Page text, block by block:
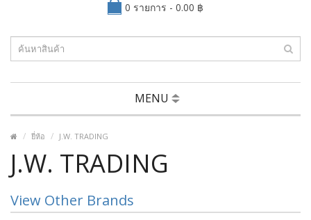
0 รายการ - 0.00 ฿
MENU
ยี่ห้อ J.W. TRADING
J.W. TRADING
View Other Brands